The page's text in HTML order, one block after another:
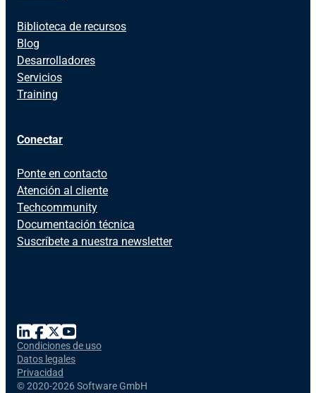
Biblioteca de recursos
Blog
Desarrolladores
Servicios
Training
Conectar
Ponte en contacto
Atención al cliente
Techcommunity
Documentación técnica
Suscríbete a nuestra newsletter
©2020-2026 Software GmbH
Condiciones de uso
Datos legales
Privacidad